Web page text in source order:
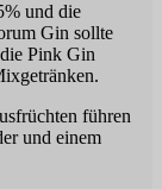
und die
Gin sollte
Pink Gin
führen
und einem